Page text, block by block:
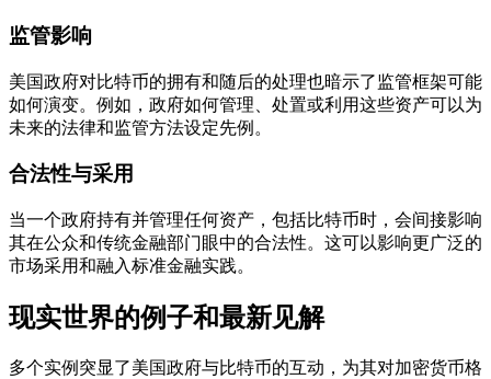
监管影响
美国政府对比特币的拥有和随后的处理也暗示了监管框架可能
如何演变。例如，政府如何管理、处置或利用这些资产可以为
未来的法律和监管方法设定先例。
合法性与采用
当一个政府持有并管理任何资产，包括比特币时，会间接影响
其在公众和传统金融部门眼中的合法性。这可以影响更广泛的
市场采用和融入标准金融实践。
现实世界的例子和最新见解
多个实例突显了美国政府与比特币的互动，为其对加密货币格